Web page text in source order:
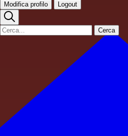
Modifica profilo Logout
Cerca